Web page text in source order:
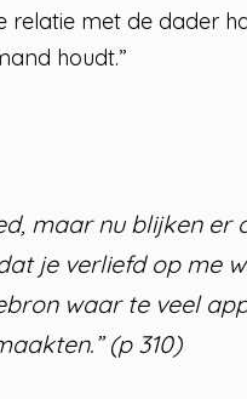
met de dader
houdt.”
maar nu blijken er
je verliefd op me
waar te veel
(p 310)